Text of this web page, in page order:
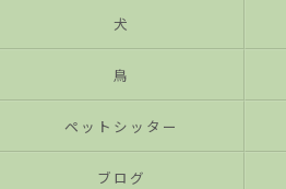
犬
鳥
ペットシッター
ブログ